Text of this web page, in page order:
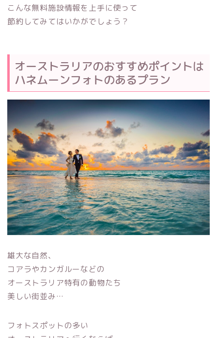
こんな無料施設情報を上手に使って
節約してみてはいかがでしょう？
オーストラリアのおすすめポイントは
ハネムーンフォトのあるプラン
雄大な自然、
コアラやカンガルーなどの
オーストラリア特有の動物たち
美しい街並み…
フォトスポットの多い